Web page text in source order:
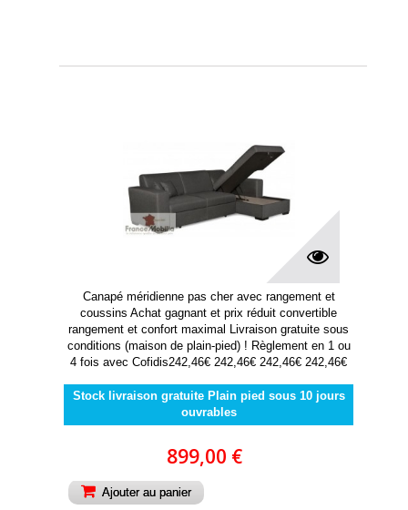
Canapé méridienne pas cher avec rangement et
coussins Achat gagnant et prix réduit convertible
rangement et confort maximal Livraison gratuite sous
conditions (maison de plain-pied) ! Règlement en 1 ou
4 fois avec Cofidis242,46€ 242,46€ 242,46€ 242,46€
Stock livraison gratuite Plain pied sous 10 jours
ouvrables
899,00 €
Ajouter au panier